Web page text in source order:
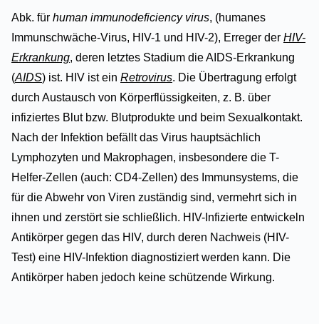
Abk. für human immunodeficiency virus, (humanes
Immunschwäche-Virus, HIV-1 und HIV-2), Erreger der HIV-
Erkrankung, deren letztes Stadium die AIDS-Erkrankung
(AIDS) ist. HIV ist ein Retrovirus. Die Übertragung erfolgt
durch Austausch von Körperflüssigkeiten, z. B. über
infiziertes Blut bzw. Blutprodukte und beim Sexualkontakt.
Nach der Infektion befällt das Virus hauptsächlich
Lymphozyten und Makrophagen, insbesondere die T-
Helfer-Zellen (auch: CD4-Zellen) des Immunsystems, die
für die Abwehr von Viren zuständig sind, vermehrt sich in
ihnen und zerstört sie schließlich. HIV-Infizierte entwickeln
Antikörper gegen das HIV, durch deren Nachweis (HIV-
Test) eine HIV-Infektion diagnostiziert werden kann. Die
Antikörper haben jedoch keine schützende Wirkung.